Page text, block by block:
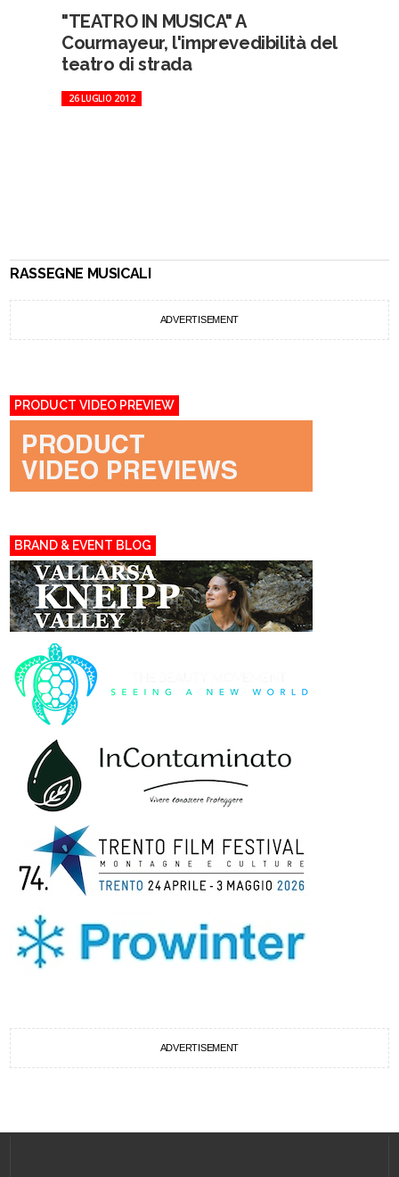
"TEATRO IN MUSICA" A
Courmayeur, l'imprevedibilità del
teatro di strada
26 LUGLIO 2012
RASSEGNE MUSICALI
ADVERTISEMENT
PRODUCT VIDEO PREVIEW
BRAND & EVENT BLOG
ADVERTISEMENT